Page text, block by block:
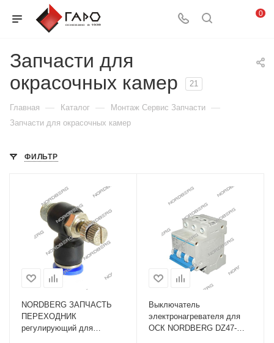
0
Запчасти для
окрасочных камер
21
Главная — Каталог — Монтаж Сервис Запчасти —
Запчасти для окрасочных камер
ФИЛЬТР
NORDBERG ЗАПЧАСТЬ
ПЕРЕХОДНИК
регулирующий для
Выключатель
электронагревателя для
ОСК NORDBERG DZ47-